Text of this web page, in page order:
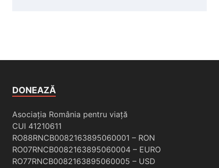
DONEAZĂ
Asociația România pentru viață
CUI 41210611
RO88RNCB0082163895060001 – RON
RO07RNCB0082163895060004 – EURO
RO77RNCB0082163895060005 – USD